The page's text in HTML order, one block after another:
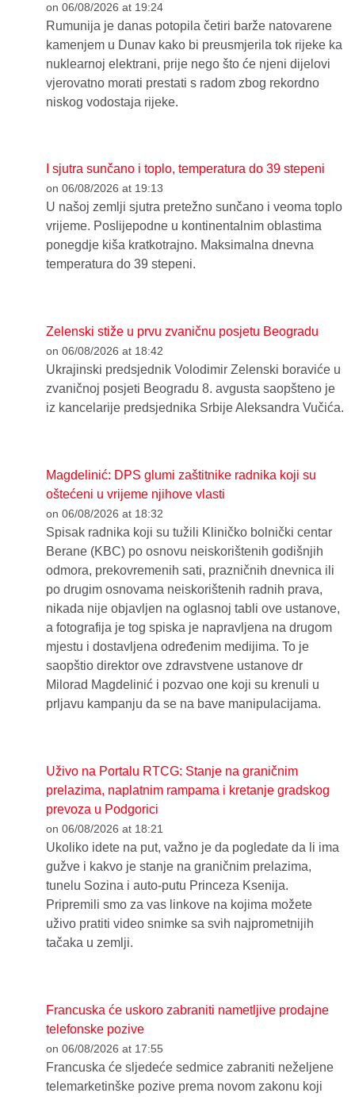
on 06/08/2026 at 19:24
Rumunija je danas potopila četiri barže natovarene
kamenjem u Dunav kako bi preusmjerila tok rijeke ka
nuklearnoj elektrani, prije nego što će njeni dijelovi
vjerovatno morati prestati s radom zbog rekordno
niskog vodostaja rijeke.
I sjutra sunčano i toplo, temperatura do 39 stepeni
on 06/08/2026 at 19:13
U našoj zemlji sjutra pretežno sunčano i veoma toplo
vrijeme. Poslijepodne u kontinentalnim oblastima
ponegdje kiša kratkotrajno. Maksimalna dnevna
temperatura do 39 stepeni.
Zelenski stiže u prvu zvaničnu posjetu Beogradu
on 06/08/2026 at 18:42
Ukrajinski predsjednik Volodimir Zelenski boraviće u
zvaničnoj posjeti Beogradu 8. avgusta saopšteno je
iz kancelarije predsjednika Srbije Aleksandra Vučića.
Magdelinić: DPS glumi zaštitnike radnika koji su
oštećeni u vrijeme njihove vlasti
on 06/08/2026 at 18:32
Spisak radnika koji su tužili Kliničko bolnički centar
Berane (KBC) po osnovu neiskorištenih godišnjih
odmora, prekovremenih sati, prazničnih dnevnica ili
po drugim osnovama neiskorištenih radnih prava,
nikada nije objavljen na oglasnoj tabli ove ustanove,
a fotografija je tog spiska je napravljena na drugom
mjestu i dostavljena određenim medijima. To je
saopštio direktor ove zdravstvene ustanove dr
Milorad Magdelinić i pozvao one koji su krenuli u
prljavu kampanju da se na bave manipulacijama.
Uživo na Portalu RTCG: Stanje na graničnim
prelazima, naplatnim rampama i kretanje gradskog
prevoza u Podgorici
on 06/08/2026 at 18:21
Ukoliko idete na put, važno je da pogledate da li ima
gužve i kakvo je stanje na graničnim prelazima,
tunelu Sozina i auto-putu Princeza Ksenija.
Pripremili smo za vas linkove na kojima možete
uživo pratiti video snimke sa svih najprometnijih
tačaka u zemlji.
Francuska će uskoro zabraniti nametljive prodajne
telefonske pozive
on 06/08/2026 at 17:55
Francuska će sljedeće sedmice zabraniti neželjene
telemarketinške pozive prema novom zakonu koji